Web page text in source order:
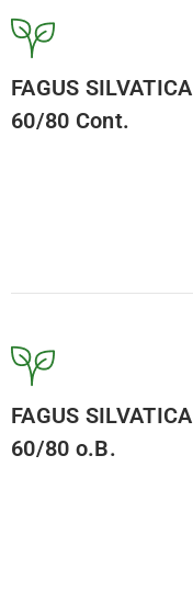
FAGUS SILVATICA
60/80 Cont.
FAGUS SILVATICA
60/80 o.B.